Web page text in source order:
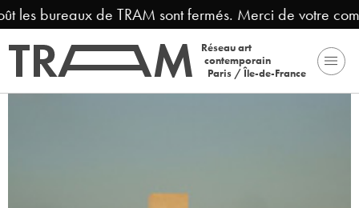
les bureaux de TRAM sont fermés. Merci de votre
Réseau art
contemporain
Paris / Île-de-France